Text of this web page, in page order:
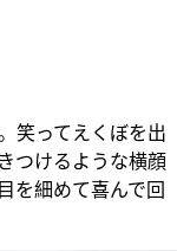
笑ってえくぼを出
つけるような横顔
を細めて喜んで回